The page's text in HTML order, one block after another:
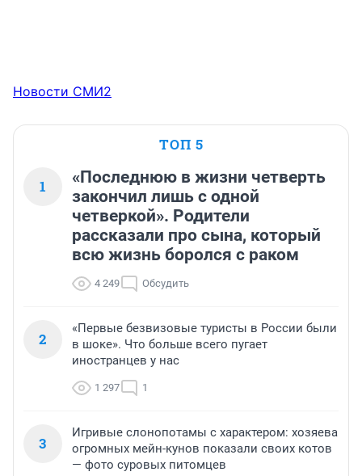
Новости СМИ2
ТОП 5
1
«Последнюю в жизни четверть
закончил лишь с одной
четверкой». Родители
рассказали про сына, который
всю жизнь боролся с раком
4 249 Обсудить
2
«Первые безвизовые туристы в России были
в шоке». Что больше всего пугает
иностранцев у нас
1 297 1
3
Игривые слонопотамы с характером: хозяева
огромных мейн-кунов показали своих котов
— фото суровых питомцев